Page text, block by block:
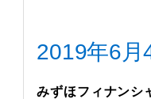
2019年6月
みずほフィナンシ